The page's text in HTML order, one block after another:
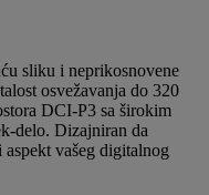
sliku i neprikosnovene
osvežavanja do 320
DCI-P3 sa širokim
delo. Dizajniran da
vašeg digitalnog